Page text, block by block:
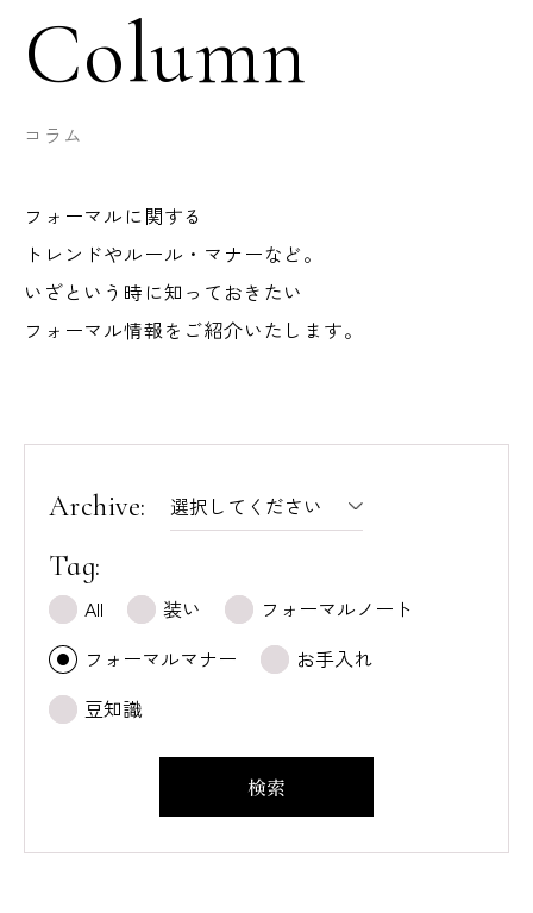
Column
コラム
フォーマルに関する
トレンドやルール・マナーなど。
いざという時に知っておきたい
フォーマル情報をご紹介いたします。
Archive:
Tag:
All 装い
フォーマルノート
フォーマルマナー
お手入れ
豆知識
検索